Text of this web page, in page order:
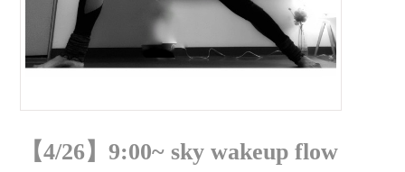
【4/26】9:00~ sky wakeup flow